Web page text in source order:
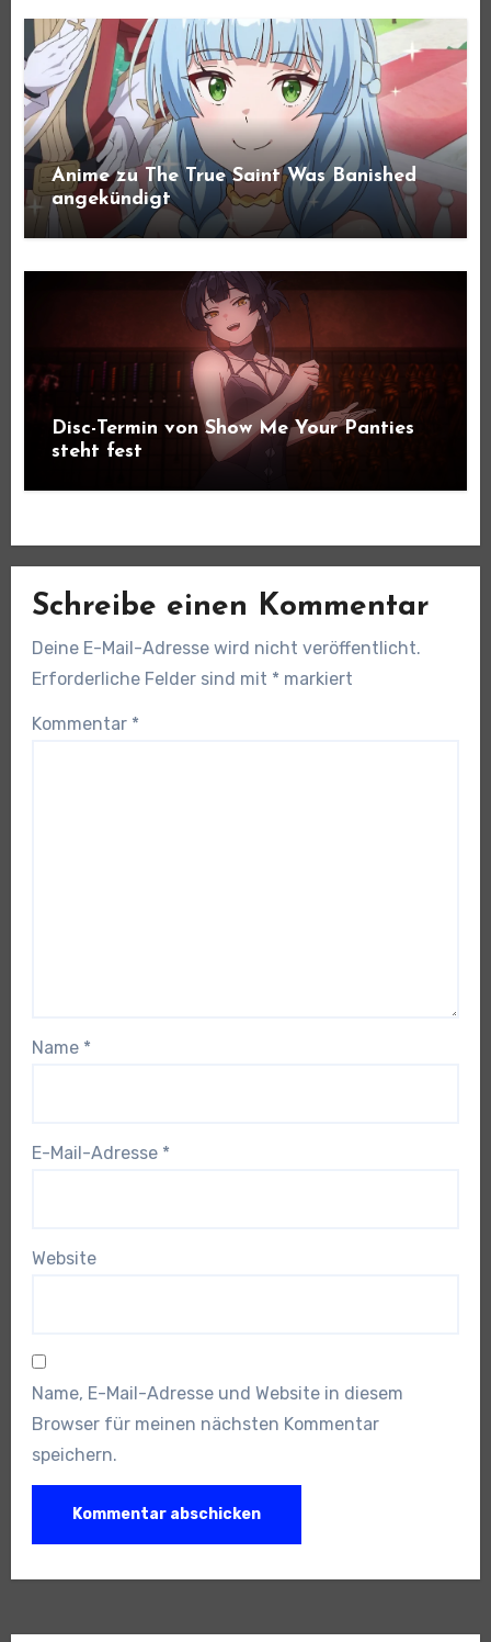
Anime zu The True Saint Was Banished
angekündigt
Disc-Termin von Show Me Your Panties
steht fest
Schreibe einen Kommentar
Deine E-Mail-Adresse wird nicht veröffentlicht.
Erforderliche Felder sind mit * markiert
Kommentar *
Name *
E-Mail-Adresse *
Website
Name, E-Mail-Adresse und Website in diesem
Browser für meinen nächsten Kommentar
speichern.